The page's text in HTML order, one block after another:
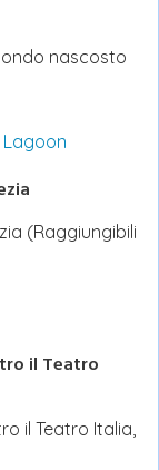
nascosto
(Raggiungibili
il Teatro
il Teatro Italia,